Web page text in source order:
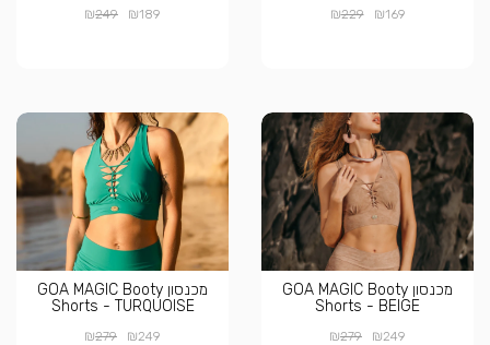
₪169
₪229
₪189
₪249
מכנסון GOA MAGIC Booty
Shorts - BEIGE
₪249
₪279
מכנסון GOA MAGIC Booty
Shorts - TURQUOISE
₪249
₪279